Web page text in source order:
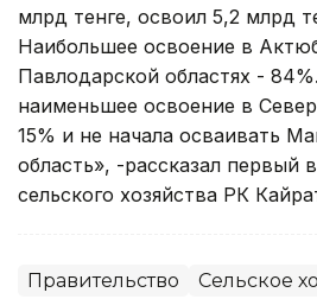
млрд тенге, освоил 5,2 млрд
Наибольшее освоение в
Павлодарской областях -
наименьшее освоение в
15% и не начала осваивать
область», -рассказал первый
сельского хозяйства РК
Правительство Сельское